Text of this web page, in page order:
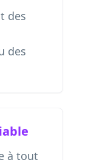
des
des
à tout